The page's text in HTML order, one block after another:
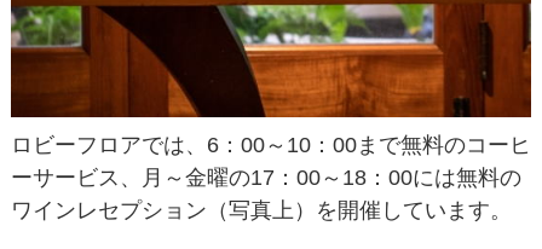
ロビーフロアでは、6：00～10：00まで無料のコーヒ
ーサービス、月～金曜の17：00～18：00には無料の
ワインレセプション（写真上）を開催しています。